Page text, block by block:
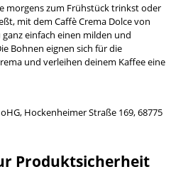
morgens zum Frühstück trinkst oder
mit dem Caffè Crema Dolce von
einfach einen milden und
Bohnen eignen sich für die
und verleihen deinem Kaffee eine
Hockenheimer Straße 169, 68775
Produktsicherheit